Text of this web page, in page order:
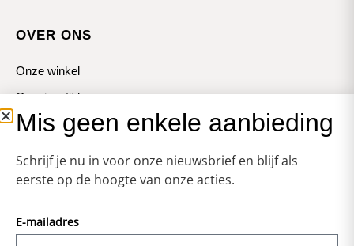
OVER ONS
Onze winkel
Openingstijden
Koopzondagen
Mis geen enkele aanbieding
Schrijf je nu in voor onze nieuwsbrief en blijf als
eerste op de hoogte van onze acties.
E-mailadres